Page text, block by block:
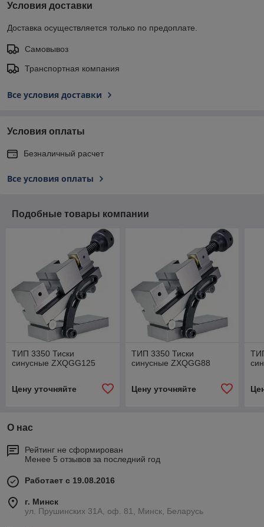
Условия доставки
Доставка осуществляется только по предоплате.
Самовывоз
Транспортная компания
Все условия доставки
Условия оплаты
Безналичный расчет
Все условия оплаты
Подобные товары компании
ТИП 3350 Тиски
синусные ZXQGG125
Цену уточняйте
ТИП 3350 Тиски
синусные ZXQGG88
Цену уточняйте
О нас
Рейтинг не сформирован
Менее 5 отзывов за последний год
Работает с 19.08.2016
г. Минск
ул. Прушинских 31А, оф. 81, Минск, Беларусь